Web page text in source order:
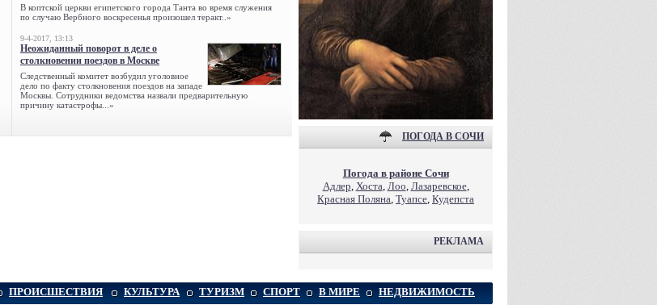
В коптской церкви египетского города Танта во время служения
по случаю Вербного воскресенья произошел теракт..»
9-4-2017, 13:13
Неожиданный поворот в деле о
столкновении поездов в Москве
Следственный комитет возбудил уголовное
дело по факту столкновения поездов на западе
Москвы. Сотрудники ведомства назвали предварительную
причину катастрофы...»
ПОГОДА В СОЧИ
Погода в районе Сочи
Адлер, Хоста, Лоо, Лазаревское,
Красная Поляна, Туапсе, Кудепста
РЕКЛАМА
ПРОИСШЕСТВИЯ КУЛЬТУРА ТУРИЗМ СПОРТ В МИРЕ НЕДВИЖИМОСТЬ